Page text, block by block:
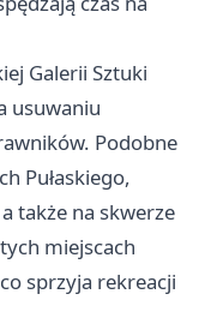
Galerii Sztuki
usuwaniu
Podobne
Pułaskiego,
także na skwerze
miejscach
sprzyja rekreacji